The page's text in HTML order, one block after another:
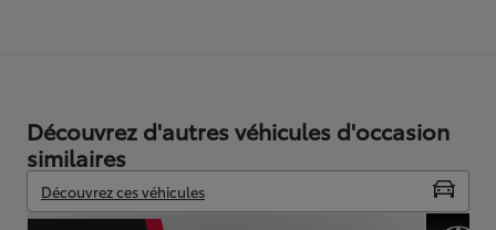
Découvrez d'autres véhicules d'occasion
similaires
Découvrez ces véhicules